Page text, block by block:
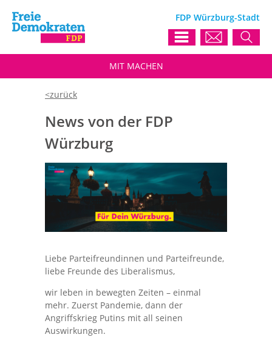
FDP Würzburg-Stadt
MIT MACHEN
News von der FDP
Würzburg
Liebe Parteifreundinnen und Parteifreunde,
liebe Freunde des Liberalismus,
wir leben in bewegten Zeiten – einmal
mehr. Zuerst Pandemie, dann der
Angriffskrieg Putins mit all seinen
Auswirkungen.